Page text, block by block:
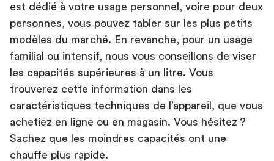
est dédié à votre usage personnel, voire pour deux
personnes, vous pouvez tabler sur les plus petits
modèles du marché. En revanche, pour un usage
familial ou intensif, nous vous conseillons de viser
les capacités supérieures à un litre. Vous
trouverez cette information dans les
caractéristiques techniques de l’appareil, que vous
achetiez en ligne ou en magasin. Vous hésitez ?
Sachez que les moindres capacités ont une
chauffe plus rapide.